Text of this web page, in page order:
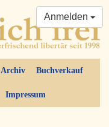
Archiv Buchverkauf
Impressum
Anmelden